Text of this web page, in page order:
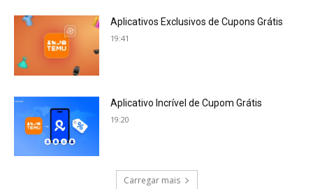
Aplicativos Exclusivos de Cupons Grátis
19:41
Aplicativo Incrível de Cupom Grátis
19:20
Carregar mais